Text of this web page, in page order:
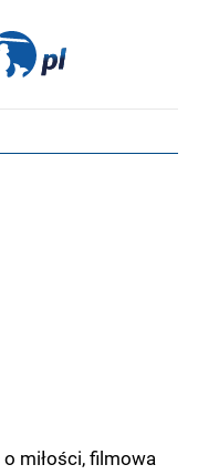
miłości, filmowa